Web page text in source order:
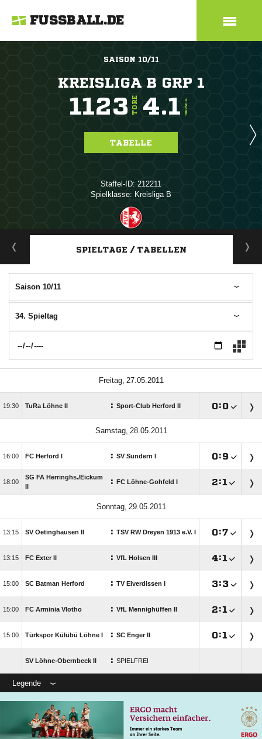
FUSSBALL.DE
SAISON 10/11
KREISLIGA B GRP 1
1123 TORE 4.1 TORE/SPIEL
TABELLE
Staffel-ID: 212211
Spielklasse: Kreisliga B
ANZEIGE
SPIELTAGE / TABELLEN
Saison 10/11
34. Spieltag
 
 TuRa Löhne II : Sport-Club Herford II :
 
 FC Herford I : SV Sundern I :

SG FA Herringhs./​Eickum
II
: FC Löhne-Gohfeld I :
 
 SV Oetinghausen II : TSV RW Dreyen 1913 e.V. I :
 FC Exter II : VfL Holsen III :
 SC Batman Herford : TV Elverdissen I :
 FC Arminia Vlotho : VfL Mennighüffen II :
 Türkspor Külübü Löhne I : SC Enger II :
SV Löhne-Obernbeck II : SPIELFREI
Legende